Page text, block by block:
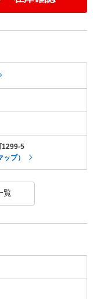
1299-5
プ）
覧